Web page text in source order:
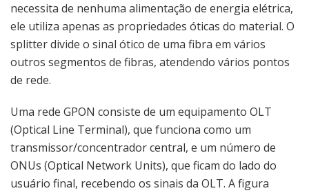
necessita de nenhuma alimentação de energia elétrica,
ele utiliza apenas as propriedades óticas do material. O
splitter divide o sinal ótico de uma fibra em vários
outros segmentos de fibras, atendendo vários pontos
de rede.
Uma rede GPON consiste de um equipamento OLT
(Optical Line Terminal), que funciona como um
transmissor/concentrador central, e um número de
ONUs (Optical Network Units), que ficam do lado do
usuário final, recebendo os sinais da OLT. A figura